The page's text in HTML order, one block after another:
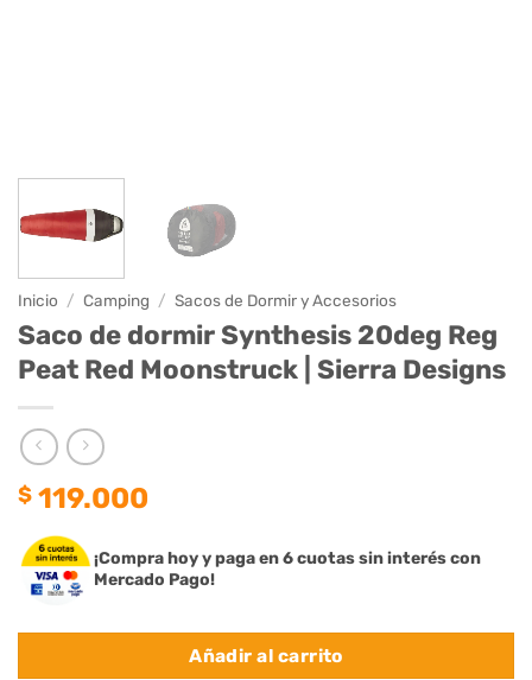
Inicio / Camping / Sacos de Dormir y Accesorios
Saco de dormir Synthesis 20deg Reg
Peat Red Moonstruck | Sierra Designs
$ 119.000
¡Compra hoy y paga en 6 cuotas sin interés con
Mercado Pago!
Añadir al carrito